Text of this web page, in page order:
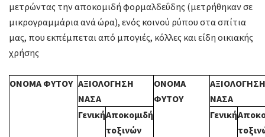
μετρώντας την αποκομιδή φορμαλδεΰδης (μετρήθηκαν σε
μικρογραμμάρια ανά ώρα), ενός κοινού ρύπου στα σπίτια
μας, που εκπέμπεται από μπογιές, κόλλες και είδη οικιακής
χρήσης
ΟΝΟΜΑ ΦΥΤΟΥ ΑΞΙΟΛΟΓΗΣΗ
ΝΑΣΑ
ΟΝΟΜΑ
ΦΥΤΟΥ
ΑΞΙΟΛΟΓΗΣΗ
ΝΑΣΑ
ΓενικήΑποκομιδή
τοξινών
Γενική